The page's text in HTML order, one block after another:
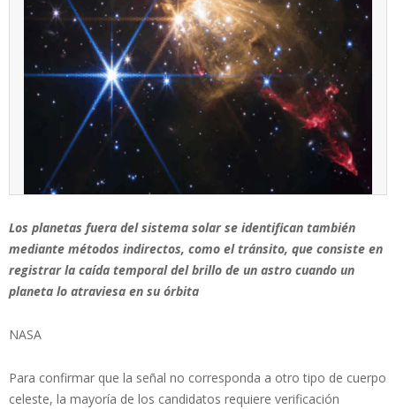
Los planetas fuera del sistema solar se identifican también
mediante métodos indirectos, como el tránsito, que consiste en
registrar la caída temporal del brillo de un astro cuando un
planeta lo atraviesa en su órbita
NASA
Para confirmar que la señal no corresponda a otro tipo de cuerpo
celeste, la mayoría de los candidatos requiere verificación